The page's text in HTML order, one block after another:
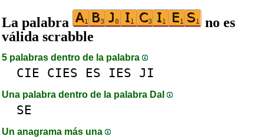
La palabra
no es
válida scrabble
5 palabras dentro de la palabra
CIE CIES ES IES JI
Una palabra dentro de la palabra DaI
SE
Un anagrama más una